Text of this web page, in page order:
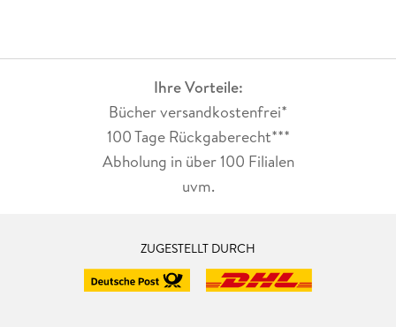
Ihre Vorteile:
Bücher versandkostenfrei*
100 Tage Rückgaberecht***
Abholung in über 100 Filialen
uvm.
ZUGESTELLT DURCH